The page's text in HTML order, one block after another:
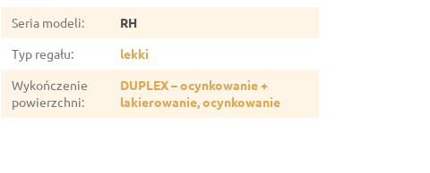
Seria modeli:
RH
Typ regału:
lekki
Wykończenie
powierzchni:
DUPLEX – ocynkowanie +
lakierowanie, ocynkowanie